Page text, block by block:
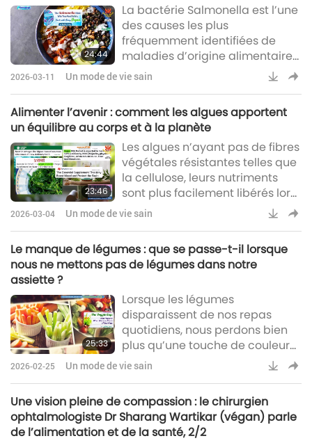
24:44
La bactérie Salmonella est l’une
des causes les plus
fréquemment identifiées de
maladies d’origine alimentaire
dans le monde.
2026-03-11 Un mode de vie sain
Alimenter l’avenir : comment les algues apportent
un équilibre au corps et à la planète
23:46
Les algues n’ayant pas de fibres
végétales résistantes telles que
la cellulose, leurs nutriments
sont plus facilement libérés lors
de la digestion. Cela rend les
nutriments issus des algues,
oméga-3, plus accessibles que
ceux de certains compléments
transformés.
2026-03-04 Un mode de vie sain
Le manque de légumes : que se passe-t-il lorsque
nous ne mettons pas de légumes dans notre
assiette ?
25:33
Lorsque les légumes
disparaissent de nos repas
quotidiens, nous perdons bien
plus qu’une touche de couleur
dans nos assiettes.
2026-02-25 Un mode de vie sain
Une vision pleine de compassion : le chirurgien
ophtalmologiste Dr Sharang Wartikar (végan) parle
de l’alimentation et de la santé, 2/2